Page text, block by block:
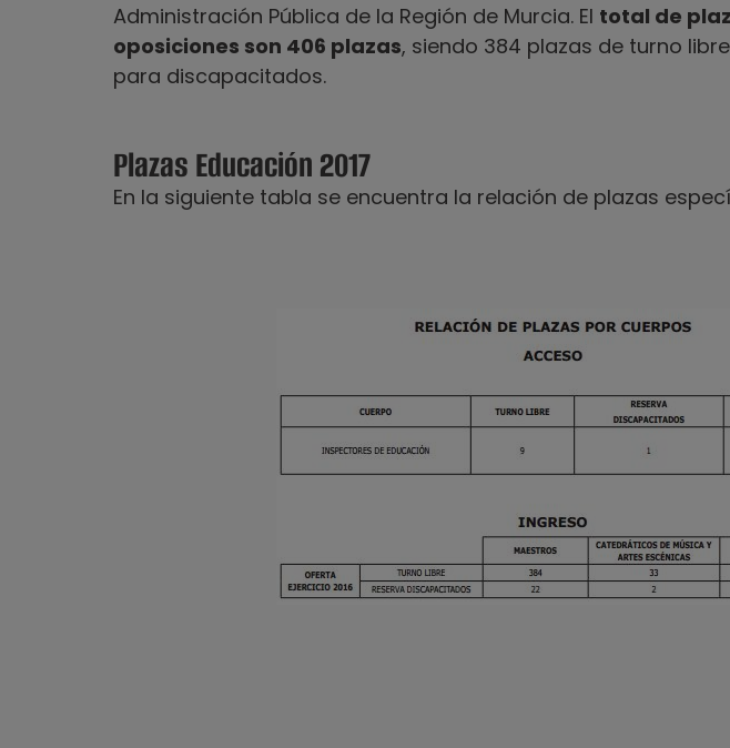
Administración Pública de la Región de Murcia. El total de
oposiciones son 406 plazas, siendo 384 plazas de turno
para discapacitados.
Plazas Educación 2017
En la siguiente tabla se encuentra la relación de plazas